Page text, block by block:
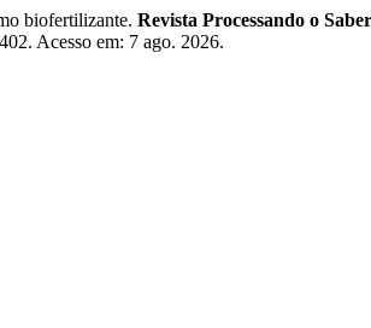
biofertilizante. Revista Processando o Saber
Acesso em: 7 ago. 2026.